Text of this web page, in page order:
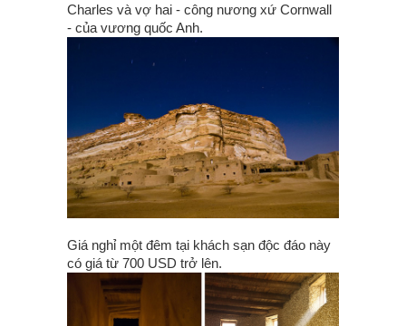
Charles và vợ hai - công nương xứ Cornwall
- của vương quốc Anh.
Giá nghỉ một đêm tại khách sạn độc đáo này
có giá từ 700 USD trở lên.